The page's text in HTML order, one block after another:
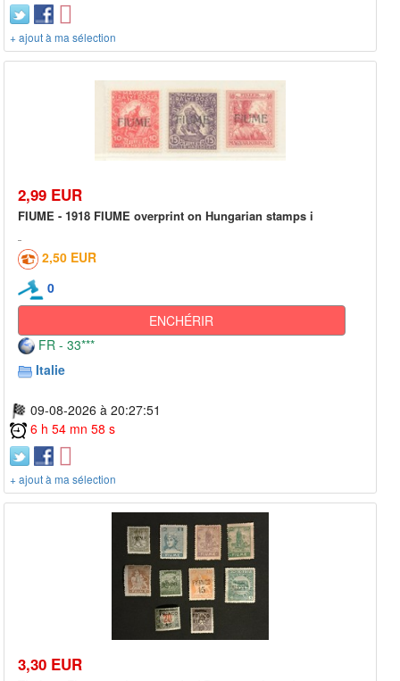
+ ajout à ma sélection
2,99 EUR
FIUME - 1918 FIUME overprint on Hungarian stamps i
2,50 EUR
0
ENCHÉRIR
FR - 33***
Italie
09-08-2026 à 20:27:51
6 h 54 mn 58 s
+ ajout à ma sélection
3,30 EUR